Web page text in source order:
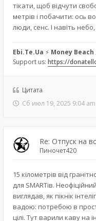
тікати, щоб відчути
метрів і побачити: ось
люди, сенс. І навіть
Ebi.Te.Ua ⚡ Money Beach
Support us: https://
Цитата
Сб июл 19, 2025 9:04 am
Re: Отпуск на
Пиночет420
15 кілометрів від
для SMARTів.
виглядав, як пікнік
вадою: потребою в
цілі. Тут варили каву на